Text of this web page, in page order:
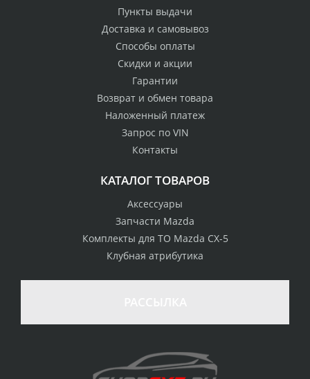
стоимости
товаром
Гарантия качества
Профессиональная
консультация
Пункты выдачи
Доставка и самовывоз
Способы оплаты
Скидки и акции
Гарантии
Возврат и обмен товара
Наложенный платеж
Запрос по VIN
Контакты
КАТАЛОГ ТОВАРОВ
Аксессуары
Запчасти Mazda
Комплекты для ТО Mazda CX-5
Клубная атрибутика